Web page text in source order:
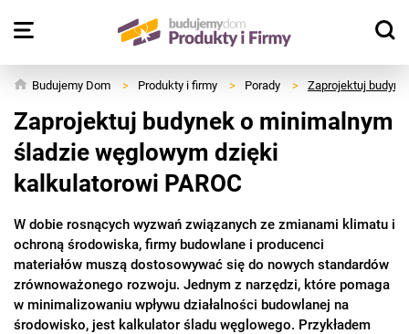
Budujemy Dom > Produkty i firmy > Porady > Zaprojektuj
Zaprojektuj budynek o minimalnym
śladzie węglowym dzięki
kalkulatorowi PAROC
W dobie rosnących wyzwań związanych ze zmianami klimatu i
ochroną środowiska, firmy budowlane i producenci
materiałów muszą dostosowywać się do nowych standardów
zrównoważonego rozwoju. Jednym z narzędzi, które pomaga
w minimalizowaniu wpływu działalności budowlanej na
środowisko, jest kalkulator śladu węglowego. Przykładem